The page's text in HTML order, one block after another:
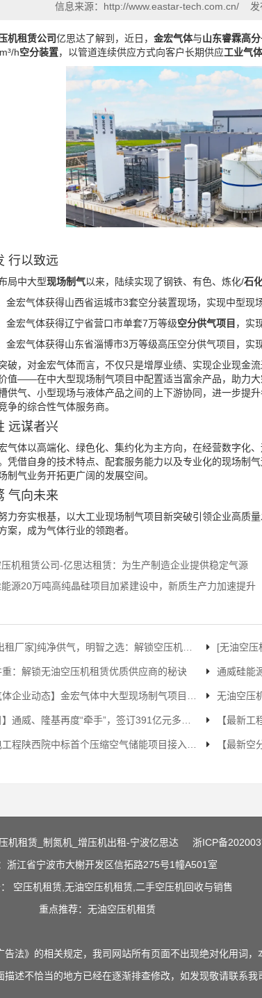
信息来源： http://www.eastar-tech.com.cn/ 发
机租赁公司亿思达了解到，近日， 金宏气体与山东睿霖高
h空分装置，以管道连续供应方式向客户长期供应工业气体
以致远
中大型现场制气以来，陆续实现了钢铁、有色、炼化/石
气体获得山西省运城市3套空分装置现场，实现中型现场
宏气体获得辽宁省营口市单套7万等级空分供气项目 ，实
气体获得山东省淄博市3万等级高压空分供气项目，实现
，对金宏气体而言，不仅只是增厚业绩、实现企业现金流
值——在中大型现场制气项目中配置适当富余产品，助力
供气、小型现场与液体产品之间的上下游协同，进一步提
争的综合性气体服务商。
谋者兴
体以高端化、绿色化、集约化为主方向，在经营数字化、
凭借自身的技术特点、配套服务能力以及专业化的现场制
制气业务开拓更广阔的发展空间。
向未来
夯实根基，以大工业现场制气项目新突破引领企业高质量
案，成为气体行业的领跑者。
机租赁公司-亿思达租赁：为生产制造企业提供稳定气源
源20万吨高纯晶硅项目加紧建设中，新质生产力加速提升
厂家]纯净供气，明智之选：解锁空压机租赁最优解 [无油空压机
：解锁无油空压机租赁优质供应商的秘诀 通威硅能源
企业动态】金宏气体中大型现场制气项目再取新突破 无油空压机
通威、隆基再度“牵手”，签订391亿元多晶硅长单 【最新工
陕西院中标首个压缩空气储能项目接入系统设计 【最新空
机租赁_制氮机_增压机出租-宁波亿思达
浙ICP备
浙江省宁波市大榭开发区信拓路275号1幢A501室
空压机租赁,无油空压机租赁,二手空压机回收与销售
重点推荐：无油空压机租赁
法》的相关规定，我司网站所有页面不出现绝对化用词，
述不恰当的地方已经在逐渐排查修改，如发现敬请联系我